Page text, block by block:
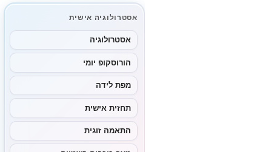
אסטרולוגיה אישית
אסטרולוגיה
הורוסקופ יומי
מפת לידה
תחזית אישית
התאמה זוגית